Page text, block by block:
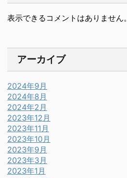
表示できるコメントはありません。
アーカイブ
2024年9月
2024年8月
2024年2月
2023年12月
2023年11月
2023年10月
2023年9月
2023年3月
2023年1月